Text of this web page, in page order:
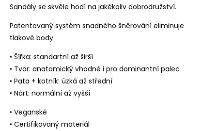
Sandály se skvěle hodí na jakékoliv dobrodružství.
Patentovaný systém snadného šněrování eliminuje
tlakové body.
• Šířka: standartní až širší
• Tvar: anatomický vhodné i pro dominantní palec
• Pata + kotník: úzká až střední
• Nárt: normální až vyšší
• Veganské
• Certifikovaný materiál